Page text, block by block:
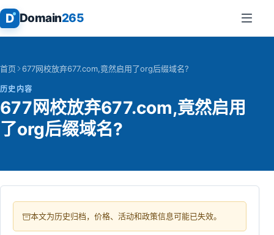
D Domain265
首页 677网校放弃677.com,竟然启用了org后缀域名?
历史内容
677网校放弃677.com,竟然启用
了org后缀域名?
本文为历史归档，价格、活动和政策信息可能已失效。